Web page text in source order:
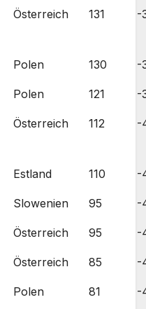
Österreich 131 -
Polen 130 -
Polen 121 -
Österreich 112 -
Estland 110 -
Slowenien 95 -
Österreich 95 -
Österreich 85 -
Polen 81 -